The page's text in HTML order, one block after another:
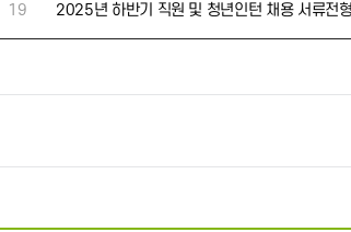
19 2025년 하반기 직원 및 청년인턴 채용 서류전